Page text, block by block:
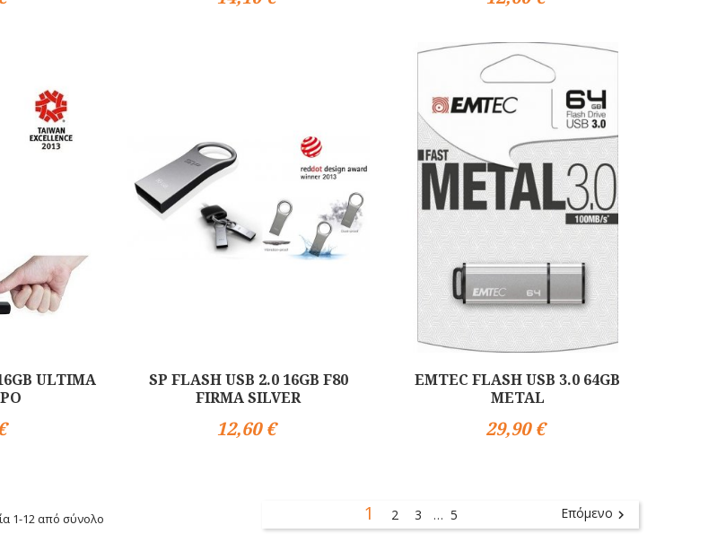
ULTIMA
SP FLASH USB 2.0 16GB F80
FIRMA SILVER
12,60 €
EMTEC FLASH USB 3.0 64GB
METAL
29,90 €
1-12 από σύνολο 1 2 3 … 5 Επόμενο 